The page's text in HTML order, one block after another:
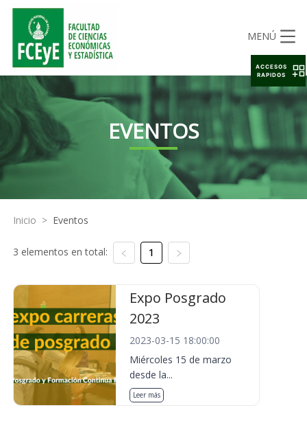
MENÚ
EVENTOS
Inicio > Eventos
3 elementos en total: 1
Expo Posgrado
2023
2023-03-15 18:00:00
Miércoles 15 de marzo
desde la...
Leer más
ACCESOS
RAPIDOS